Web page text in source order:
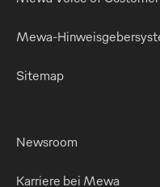
Mewa-
Sitemap
Newsroom
Karriere bei Mewa